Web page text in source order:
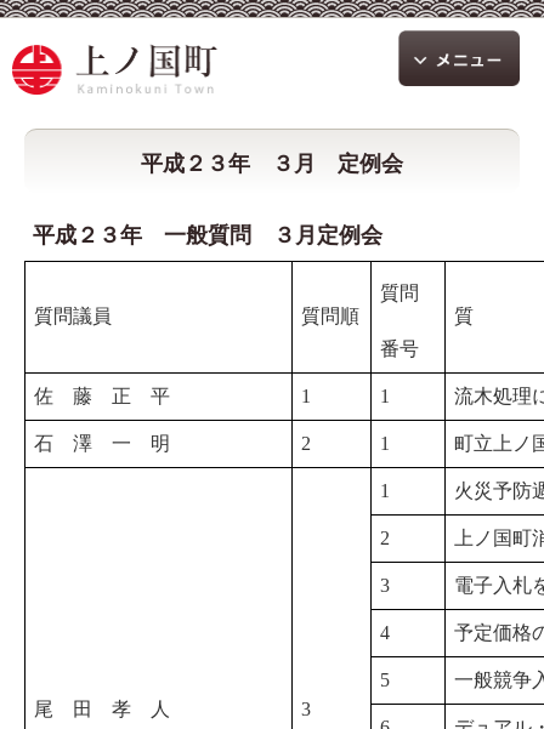
平成２３年 ３月 定例会
平成２３年 一般質問 ３月定例会
質問議員 質問順
質問
質
番号
佐 藤 正 平 1 1 流木処理
石 澤 一 明 2 1 町立上ノ
尾 田 孝 人 3
1 火災予防
2 上ノ国
3 電子入札
4 予定価格
5 一般競争